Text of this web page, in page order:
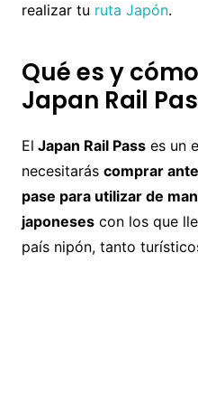
realizar tu ruta Japón.
Qué es y
Japan Rail
El Japan Rail Passes un
necesitarás comprar
pase para utilizar de
japonesescon los que
país nipón, tanto